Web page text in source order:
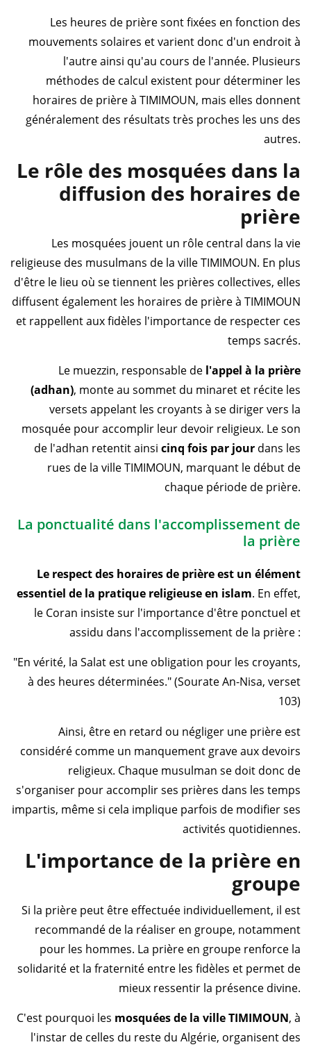
Les heures de prière sont fixées en fonction des
mouvements solaires et varient donc d'un endroit à
l'autre ainsi qu'au cours de l'année. Plusieurs
méthodes de calcul existent pour déterminer les
horaires de prière à TIMIMOUN, mais elles donnent
généralement des résultats très proches les uns des
autres.
Le rôle des mosquées dans la
diffusion des horaires de
prière
Les mosquées jouent un rôle central dans la vie
religieuse des musulmans de la ville TIMIMOUN. En plus
d'être le lieu où se tiennent les prières collectives, elles
diffusent également les horaires de prière à TIMIMOUN
et rappellent aux fidèles l'importance de respecter ces
temps sacrés.
Le muezzin, responsable de l'appel à la prière
(adhan), monte au sommet du minaret et récite les
versets appelant les croyants à se diriger vers la
mosquée pour accomplir leur devoir religieux. Le son
de l'adhan retentit ainsi cinq fois par jour dans les
rues de la ville TIMIMOUN, marquant le début de
chaque période de prière.
La ponctualité dans l'accomplissement de
la prière
Le respect des horaires de prière est un élément
essentiel de la pratique religieuse en islam. En effet,
le Coran insiste sur l'importance d'être ponctuel et
assidu dans l'accomplissement de la prière :
"En vérité, la Salat est une obligation pour les croyants,
à des heures déterminées." (Sourate An-Nisa, verset
103)
Ainsi, être en retard ou négliger une prière est
considéré comme un manquement grave aux devoirs
religieux. Chaque musulman se doit donc de
s'organiser pour accomplir ses prières dans les temps
impartis, même si cela implique parfois de modifier ses
activités quotidiennes.
L'importance de la prière en
groupe
Si la prière peut être effectuée individuellement, il est
recommandé de la réaliser en groupe, notamment
pour les hommes. La prière en groupe renforce la
solidarité et la fraternité entre les fidèles et permet de
mieux ressentir la présence divine.
C'est pourquoi les mosquées de la ville TIMIMOUN, à
l'instar de celles du reste du Algérie, organisent des